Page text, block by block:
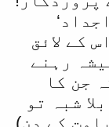
کے لائق
رہنے
جن کا
شبہ تو
کے دن)